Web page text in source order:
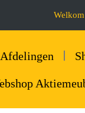
Afdelingen